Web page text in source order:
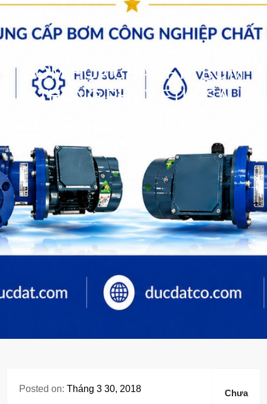
BƠM HÓA CHẤT FTI, BƠM
THÙNG PHUY FTI-USA
Posted on: Tháng 3 30, 2018
Chưa